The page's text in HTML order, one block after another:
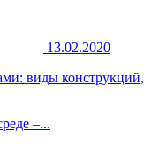
13.02.2020
виды конструкций,
–...